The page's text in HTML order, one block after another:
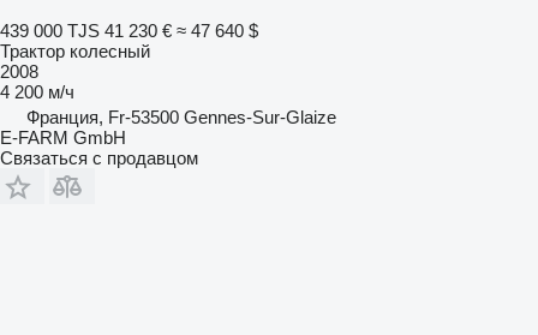
439 000 TJS 41 230 € ≈ 47 640 $
Трактор колесный
2008
4 200 м/ч
Франция, Fr-53500 Gennes-Sur-Glaize
E-FARM GmbH
Связаться с продавцом